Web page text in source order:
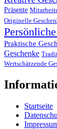
Präsente
Originelle
Praktische
Geschenke
Wertschätzende
Startseite